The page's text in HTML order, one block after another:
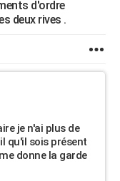
d'ordre
deux rives .
je n'ai plus de
qu'il sois présent
donne la garde